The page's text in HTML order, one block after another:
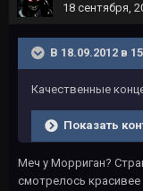
18 сентября,
В 18.09.2012 в
Качественные
Показать
Меч у Морриган?
смотрелось